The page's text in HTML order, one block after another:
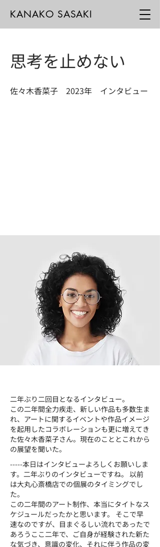
KANAKO SASAKI
思考を止めない
佐々木香菜子 2023年 インタビュー
二年ぶり二回目となるインタビュー。
この二年間全力疾走、新しい作品も多数生ま
れ、アートに関するイベントや作品イメージ
を起用したコラボレーションも更に増えてき
た佐々木香菜子さん。現在のこととこれから
の展望を聞いた。
-----本日はインタビューよろしくお願いしま
す。二年ぶりのインタビューですね。 以前
は大丸心斎橋店での個展のタイミングでし
た。
この二年間のアート制作、本当にタイトなス
ケジュールだったかと思います。 そこで早
速なのですが、目まぐるしい流れであったで
あろうここ二年で、ご自身が経験された新た
な気づき、意識の変化、それに伴う作品の変